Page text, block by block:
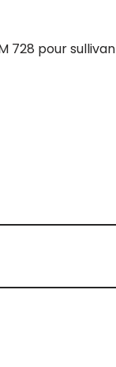
728 pour sullivan